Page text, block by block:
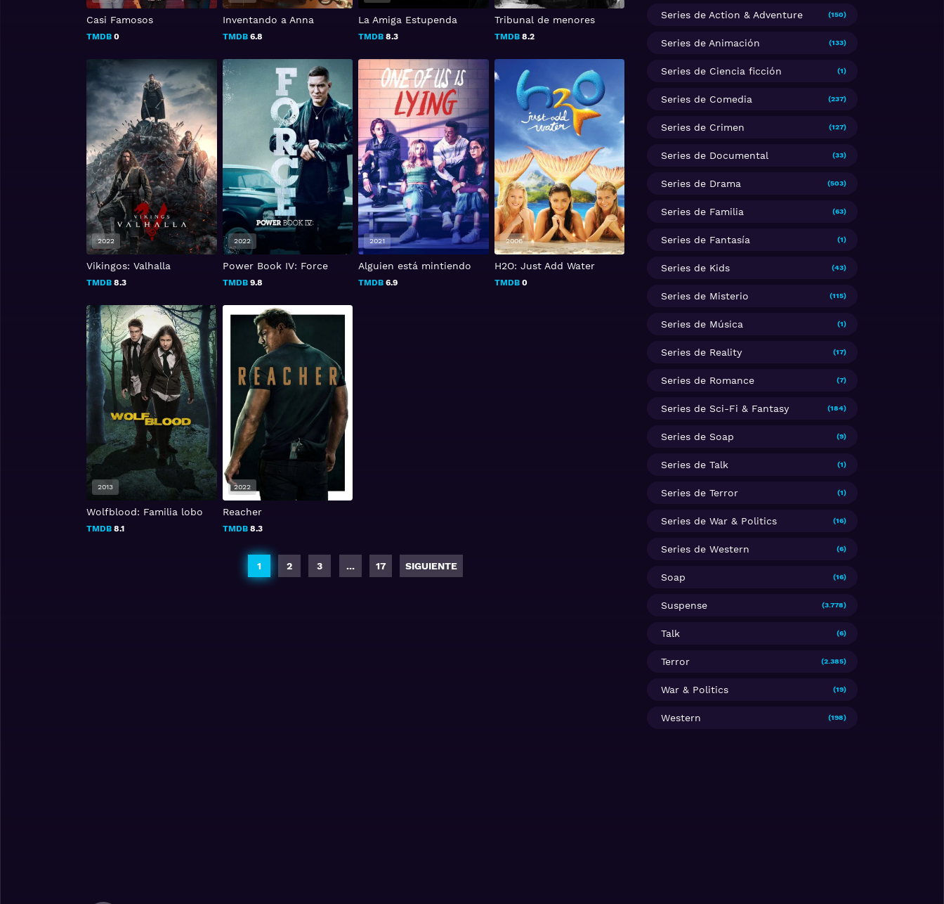
Casi Famosos
TMDB 0
Inventando a Anna
TMDB6.8
La Amiga Estupenda
TMDB 8.3
Tribunal de menores
TMDB8.2
Vikingos: Valhalla
TMDB 8.3
2022
Power Book IV: Force
TMDB9.8
2022
Alguien está mintiendo
TMDB 6.9
2021
H2O: Just Add Water
TMDB0
2006
Wolfblood: Familia lobo
TMDB 8.1
2013
Reacher
TMDB8.3
2022
1 2 3 ... 17 SIGUIENTE
Series de Action & Adventure (150)
Series de Animación (133)
Series de Ciencia ficción (1)
Series de Comedia (237)
Series de Crimen (127)
Series de Documental (33)
Series de Drama (503)
Series de Familia (63)
Series de Fantasía (1)
Series de Kids (43)
Series de Misterio (115)
Series de Música (1)
Series de Reality (17)
Series de Romance (7)
Series de Sci-Fi & Fantasy (184)
Series de Soap (9)
Series de Talk (1)
Series de Terror (1)
Series de War & Politics (16)
Series de Western (6)
Soap (16)
Suspense (3.778)
Talk (6)
Terror (2.385)
War & Politics (19)
Western (198)